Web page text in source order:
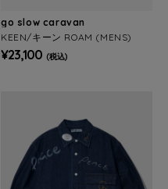
go slow caravan
KEEN/キーン ROAM (MENS)
¥23,100 (税込)